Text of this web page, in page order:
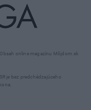
online magazínu Môjdom.sk
je bez predchádzajúceho